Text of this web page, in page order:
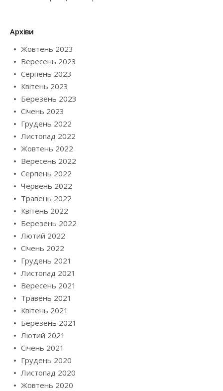
Архіви
Жовтень 2023
Вересень 2023
Серпень 2023
Квітень 2023
Березень 2023
Січень 2023
Грудень 2022
Листопад 2022
Жовтень 2022
Вересень 2022
Серпень 2022
Червень 2022
Травень 2022
Квітень 2022
Березень 2022
Лютий 2022
Січень 2022
Грудень 2021
Листопад 2021
Вересень 2021
Травень 2021
Квітень 2021
Березень 2021
Лютий 2021
Січень 2021
Грудень 2020
Листопад 2020
Жовтень 2020